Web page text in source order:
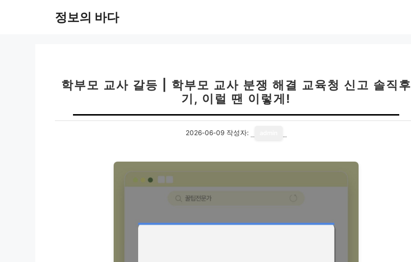
정보의 바다
학부모 교사 갈등 | 학부모 교사 분쟁 해결 교육청 신고 솔직후
기, 이럴 땐 이렇게!
2026-06-09 작성자: